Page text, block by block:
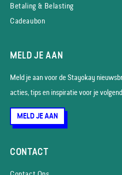
Betaling & Belasting
Cadeaubon
MELD JE AAN
Meld je aan voor de Stayokay
acties, tips en inspiratie voor je
MELD JE AAN
CONTACT